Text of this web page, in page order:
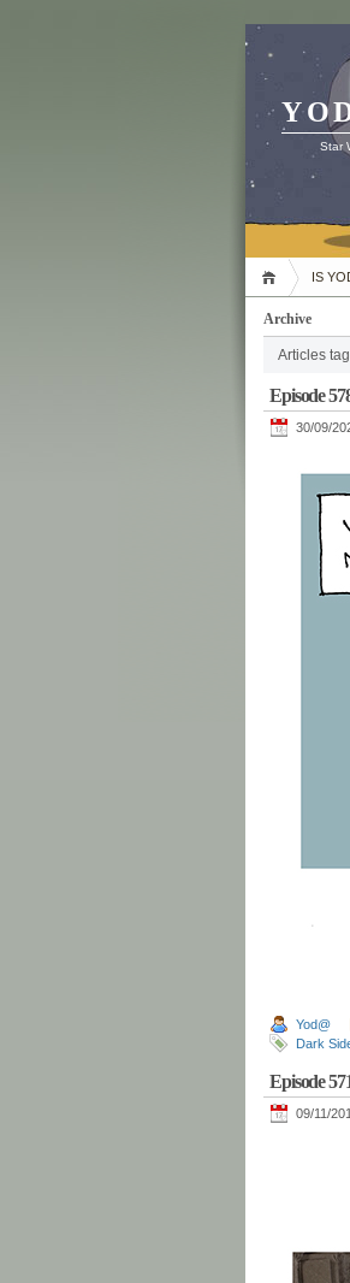
Star
IS
Archive
Articles
Episode
30/09/
Yod@
Dark
Episode
09/11/